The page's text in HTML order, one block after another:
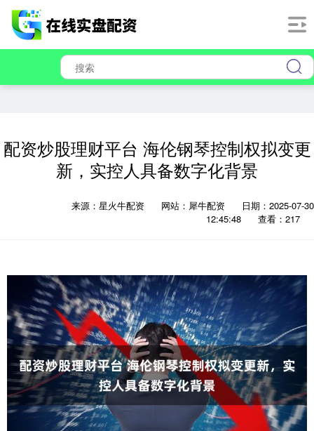
配资炒股理财平台 海伦钢琴控制权拟变更
新，实控人具备数字化背景
来源：星火牛配资 网站：犀牛配资
日期：2025-07-30
12:45:48
查看：217